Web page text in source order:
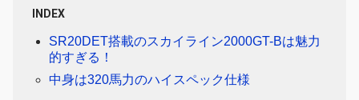
INDEX
SR20DET搭載のスカイライン2000GT-Bは魅力
的すぎる！
中身は320馬力のハイスペック仕様